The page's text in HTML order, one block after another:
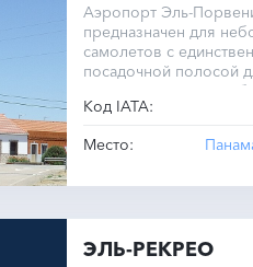
Аэропорт Эль-
предназначен для
самолетов с
посадочной полосой
метра. Расположен
Порвенир.
Код IATA:
Место:
ЭЛЬ-РЕКРЕО